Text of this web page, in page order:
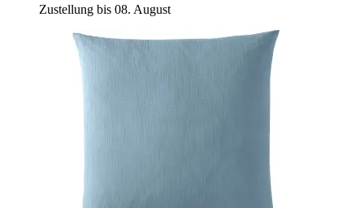
Zustellung bis 08. August